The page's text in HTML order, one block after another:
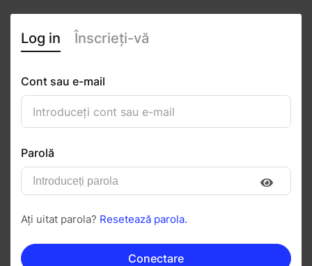
Studencu Alexia
Urmăriți Salvați în PDF
Invitați Mesaj
Log in Înscrieți-vă
Cont sau e-mail
Parolă
Ați uitat parola? Resetează parola.
Conectare